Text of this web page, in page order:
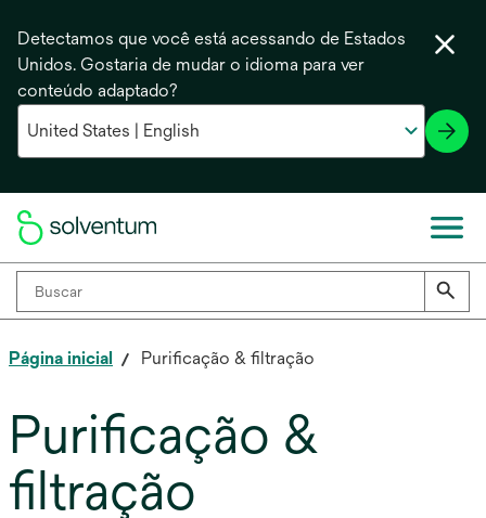
Detectamos que você está acessando de Estados
Unidos. Gostaria de mudar o idioma para ver
conteúdo adaptado?
Página inicial Purificação & filtração
Purificação &
filtração